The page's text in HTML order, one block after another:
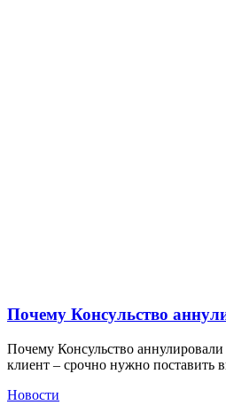
Почему Консульство
Почему Консульство
клиент – срочно нужно поставить
Новости